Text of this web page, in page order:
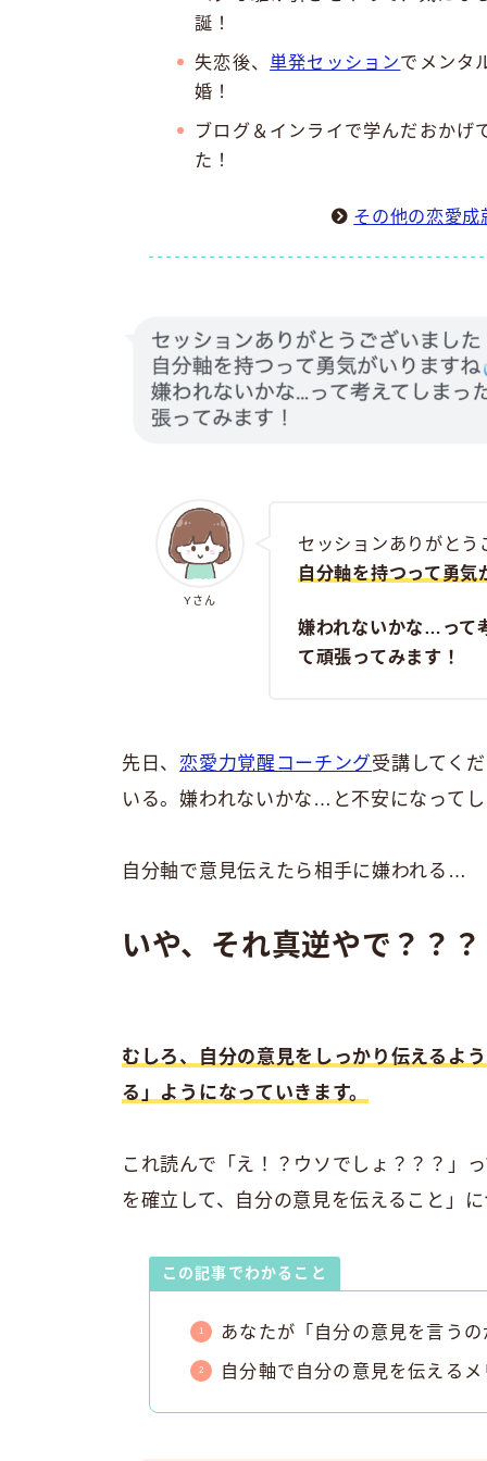
誕！
失恋後、単発セッションでメンタ
婚！
ブログ＆インライで学んだおか
た！
その他の恋愛
Yさん
セッションありがとう
自分軸を持つって勇気
嫌われないかな…って
て頑張ってみます！
先日、 恋愛力覚醒コーチング受講してく
いる。嫌われないかな…と不安になって
自分軸で意見伝えたら相手に嫌われる…
いや、それ真逆やで？？？
むしろ、自分の意見をしっかり伝えるよ
る」ようになっていきます。
これ読んで「え！？ウソでしょ？？？」
を確立して、自分の意見を伝えること」
この記事でわかること
あなたが「自分の意見を言う
自分軸で自分の意見を伝える